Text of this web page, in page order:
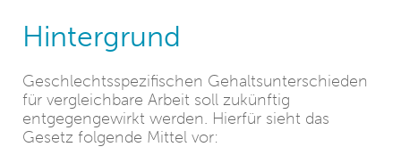
Hintergrund
Geschlechtsspezifischen Gehaltsunterschieden
für vergleichbare Arbeit soll zukünftig
entgegengewirkt werden. Hierfür sieht das
Gesetz folgende Mittel vor: